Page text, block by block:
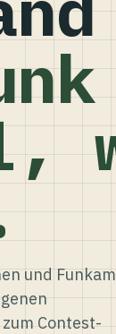
und
Contest-